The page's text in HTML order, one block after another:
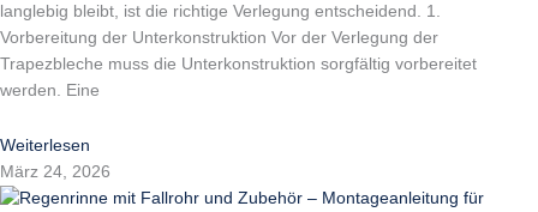
langlebig bleibt, ist die richtige Verlegung entscheidend. 1.
Vorbereitung der Unterkonstruktion Vor der Verlegung der
Trapezbleche muss die Unterkonstruktion sorgfältig vorbereitet
werden. Eine
Weiterlesen
März 24, 2026